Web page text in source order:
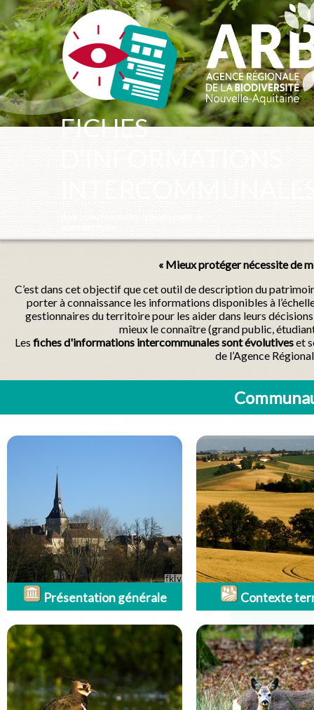
FICHES
« Mieux protéger nécessite de
C’est dans cet objectif que cet outil de description du
porter à connaissance les informations disponibles à
gestionnaires du territoire pour les aider dans leurs
mieux le connaître (grand public,
Les fiches d'informations intercommunales sont évolutiveset
de l’Agence
Présentation générale Contexte
Panneau de gestion des cookies